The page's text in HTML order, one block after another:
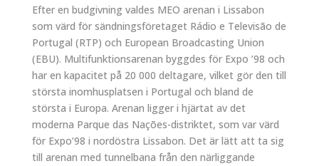
Efter en budgivning valdes MEO arenan i Lissabon
som värd för sändningsföretaget Rádio e Televisão de
Portugal (RTP) och European Broadcasting Union
(EBU). Multifunktionsarenan byggdes för Expo ’98 och
har en kapacitet på 20 000 deltagare, vilket gör den till
största inomhusplatsen i Portugal och bland de
största i Europa. Arenan ligger i hjärtat av det
moderna Parque das Nações-distriktet, som var värd
för Expo’98 i nordöstra Lissabon. Det är lätt att ta sig
till arenan med tunnelbana från den närliggande